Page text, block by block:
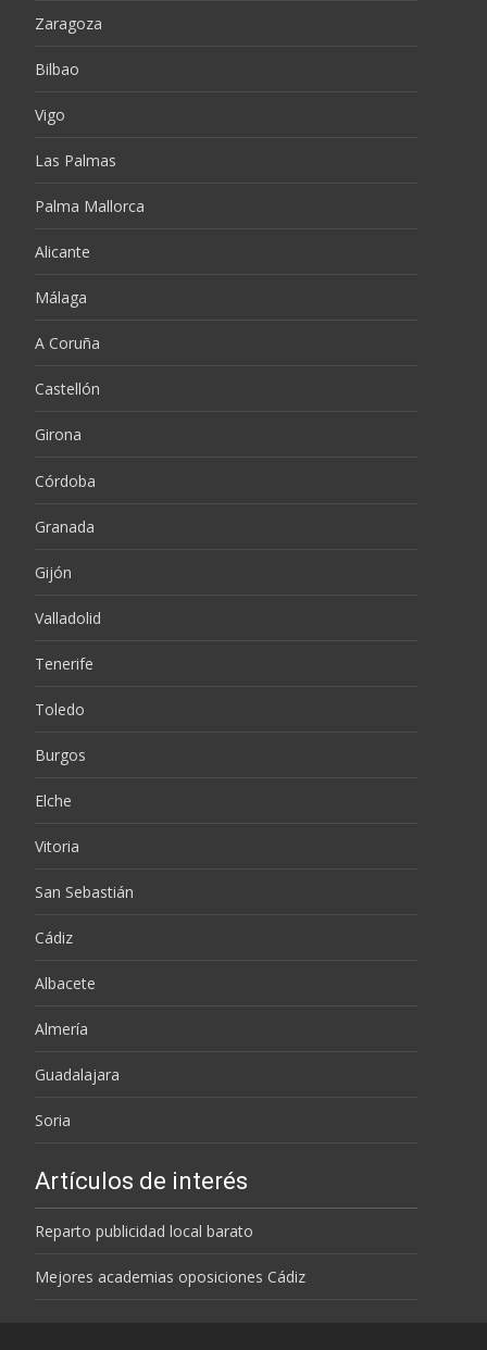
Zaragoza
Bilbao
Vigo
Las Palmas
Palma Mallorca
Alicante
Málaga
A Coruña
Castellón
Girona
Córdoba
Granada
Gijón
Valladolid
Tenerife
Toledo
Burgos
Elche
Vitoria
San Sebastián
Cádiz
Albacete
Almería
Guadalajara
Soria
Artículos de interés
Reparto publicidad local barato
Mejores academias oposiciones Cádiz